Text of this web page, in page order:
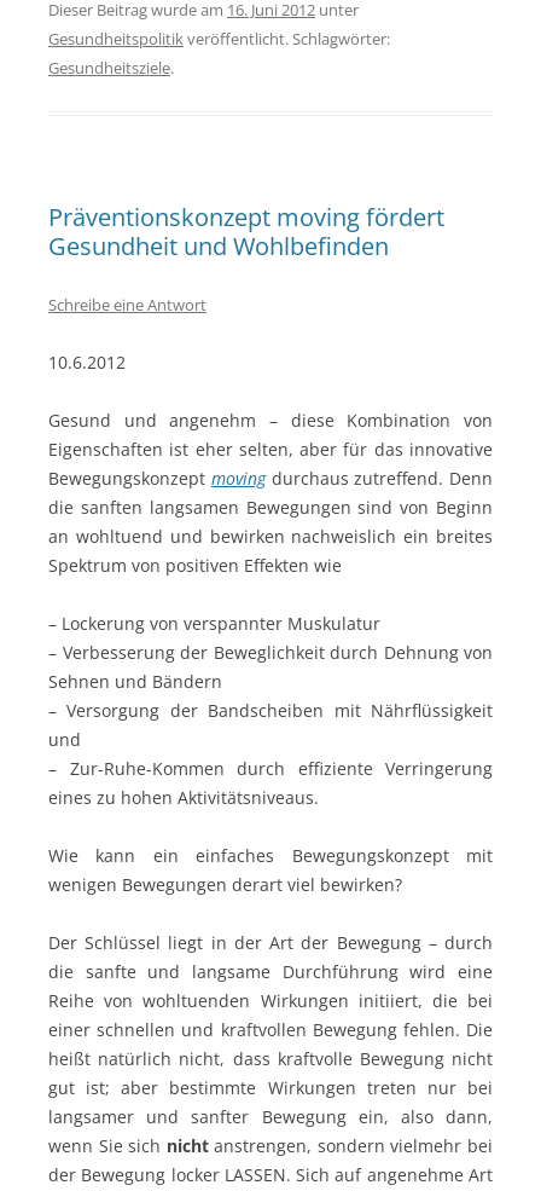
Dieser Beitrag wurde am 16. Juni 2012 unter
Gesundheitspolitikveröffentlicht. Schlagwörter:
Gesundheitsziele.
Präventionskonzept moving fördert
Gesundheit und Wohlbefinden
Schreibe eine Antwort
10.6.2012
Gesund und angenehm – diese Kombination von
Eigenschaften ist eher selten, aber für das innovative
Bewegungskonzept movingdurchaus zutreffend. Denn
die sanften langsamen Bewegungen sind von Beginn
an wohltuend und bewirken nachweislich ein breites
Spektrum von positiven Effekten wie
– Lockerung von verspannter Muskulatur
– Verbesserung der Beweglichkeit durch Dehnung von
Sehnen und Bändern
– Versorgung der Bandscheiben mit Nährflüssigkeit
und
– Zur-Ruhe-Kommen durch effiziente Verringerung
eines zu hohen Aktivitätsniveaus.
Wie kann ein einfaches Bewegungskonzept mit
wenigen Bewegungen derart viel bewirken?
Der Schlüssel liegt in der Art der Bewegung – durch
die sanfte und langsame Durchführung wird eine
Reihe von wohltuenden Wirkungen initiiert, die bei
einer schnellen und kraftvollen Bewegung fehlen. Die
heißt natürlich nicht, dass kraftvolle Bewegung nicht
gut ist; aber bestimmte Wirkungen treten nur bei
langsamer und sanfter Bewegung ein, also dann,
wenn Sie sich nichtanstrengen, sondern vielmehr bei
der Bewegung locker LASSEN. Sich auf angenehme Art